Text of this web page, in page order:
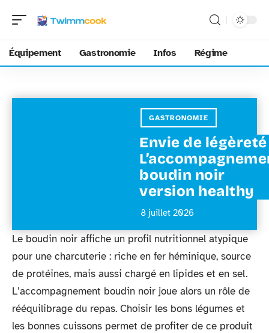
Équipement Gastronomie Infos Régime
GASTRONOMIE
Envie de légèreté
boudin noir
version healthy
8 juillet 2026
Le boudin noir affiche un profil nutritionnel atypique
pour une charcuterie : riche en fer héminique, source
de protéines, mais aussi chargé en lipides et en sel.
L’accompagnement boudin noir joue alors un rôle de
rééquilibrage du repas. Choisir les bons légumes et
les bonnes cuissons permet de profiter de ce produit